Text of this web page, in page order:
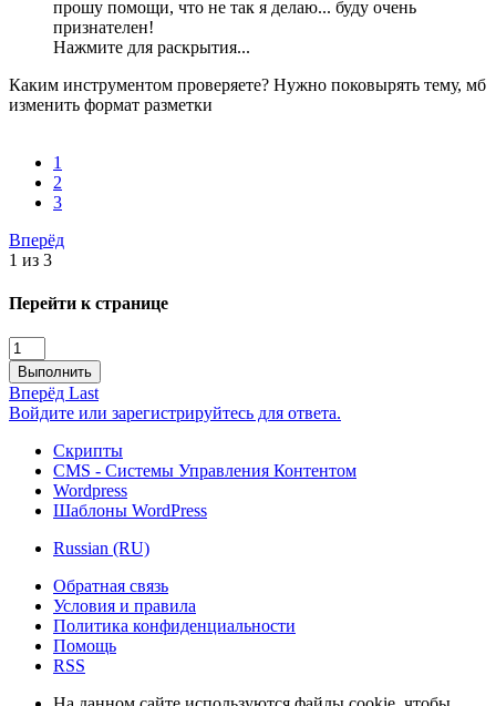
прошу помощи, что не так я делаю... буду очень
признателен!
Нажмите для раскрытия...
Каким инструментом проверяете? Нужно поковырять тему, мб
изменить формат разметки
1
2
3
Вперёд
1 из 3
Перейти к странице
Выполнить
Вперёд Last
Войдите или зарегистрируйтесь для ответа.
Скрипты
CMS - Системы Управления Контентом
Wordpress
Шаблоны WordPress
Russian (RU)
Обратная связь
Условия и правила
Политика конфиденциальности
Помощь
RSS